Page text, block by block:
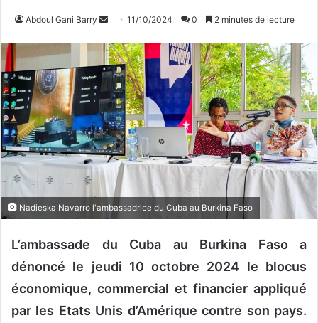
Abdoul Gani Barry
v
o
y
e
r
u
n
u
r
l
11/10/2024 0 2 minutes de lecture
Nadieska Navarro l'ambassadrice du Cuba au Burkina Faso
L’ambassade du Cuba au Burkina Faso a
dénoncé le jeudi 10 octobre 2024 le blocus
économique, commercial et financier appliqué
par les Etats Unis d’Amérique contre son pays.